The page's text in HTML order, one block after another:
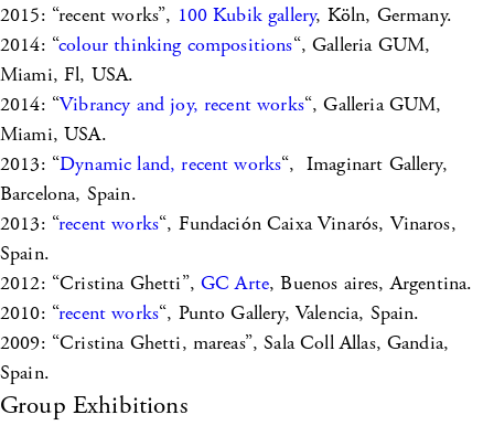
2015: “recent works”, 100 Kubik gallery, Köln, Germany.
2014: “colour thinking compositions“, Galleria GUM,
Miami, Fl, USA.
2014: “Vibrancy and joy, recent works“, Galleria GUM,
Miami, USA.
2013: “Dynamic land, recent works“, Imaginart Gallery,
Barcelona, Spain.
2013: “recent works“, Fundación Caixa Vinarós, Vinaros,
Spain.
2012: “Cristina Ghetti”,GC Arte, Buenos aires, Argentina.
2010: “recent works“, Punto Gallery, Valencia, Spain.
2009: “Cristina Ghetti, mareas”, Sala Coll Allas, Gandia,
Spain.
Group Exhibitions